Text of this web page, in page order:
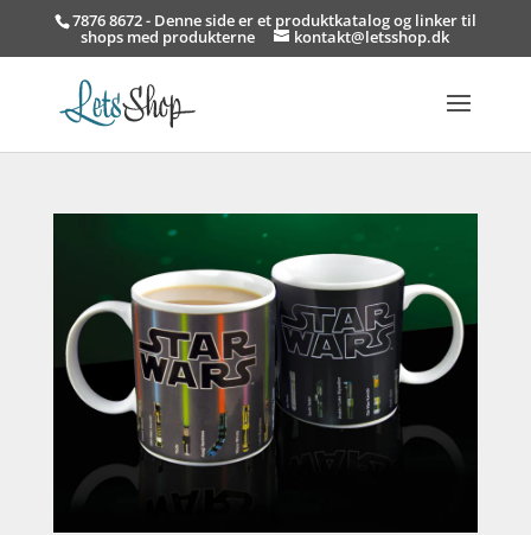
7876 8672 - Denne side er et produktkatalog og linker til
shops med produkterne kontakt@letsshop.dk